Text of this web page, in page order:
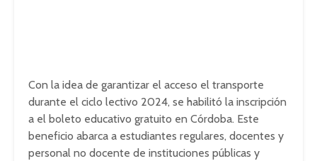
Con la idea de garantizar el acceso el transporte
durante el ciclo lectivo 2024, se habilitó la inscripción
a el boleto educativo gratuito en Córdoba. Este
beneficio abarca a estudiantes regulares, docentes y
personal no docente de instituciones públicas y